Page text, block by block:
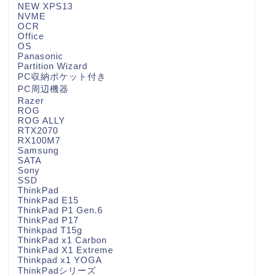
NEW XPS13
NVME
OCR
Office
OS
Panasonic
Partition Wizard
PC収納ポケット付き
PC周辺機器
Razer
ROG
ROG ALLY
RTX2070
RX100M7
Samsung
SATA
Sony
SSD
ThinkPad
ThinkPad E15
ThinkPad P1 Gen.6
ThinkPad P17
Thinkpad T15g
ThinkPad x1 Carbon
ThinkPad X1 Extreme
Thinkpad x1 YOGA
ThinkPadシリーズ